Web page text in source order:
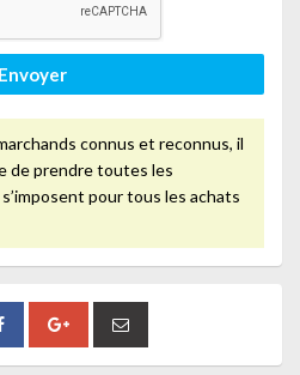
Envoyer
connus et reconnus, il
de prendre toutes les
pour tous les achats